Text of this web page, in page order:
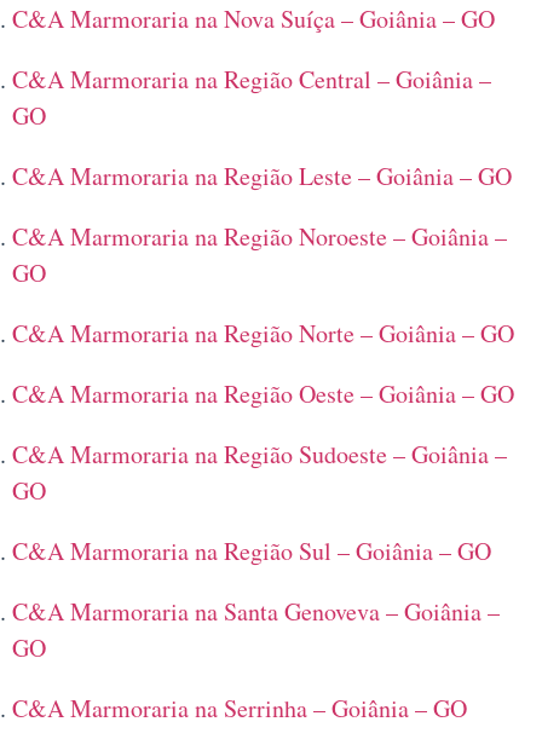
C&A Marmoraria na Nova Suíça – Goiânia – GO
C&A Marmoraria na Região Central – Goiânia –
GO
C&A Marmoraria na Região Leste – Goiânia – GO
C&A Marmoraria na Região Noroeste – Goiânia –
GO
C&A Marmoraria na Região Norte – Goiânia – GO
C&A Marmoraria na Região Oeste – Goiânia – GO
C&A Marmoraria na Região Sudoeste – Goiânia –
GO
C&A Marmoraria na Região Sul – Goiânia – GO
C&A Marmoraria na Santa Genoveva – Goiânia –
GO
C&A Marmoraria na Serrinha – Goiânia – GO